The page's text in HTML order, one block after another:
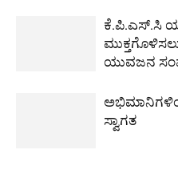
ಕೆ.ಪಿ.ಎಸ್.ಸಿ
ಯುವಜನ
ಸ್ವಾಗತ